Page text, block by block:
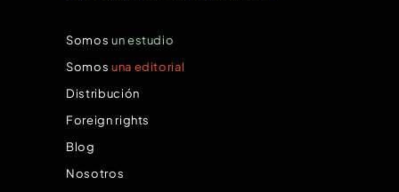
Somos un estudio
Somos una editorial
Distribución
Foreign rights
Blog
Nosotros